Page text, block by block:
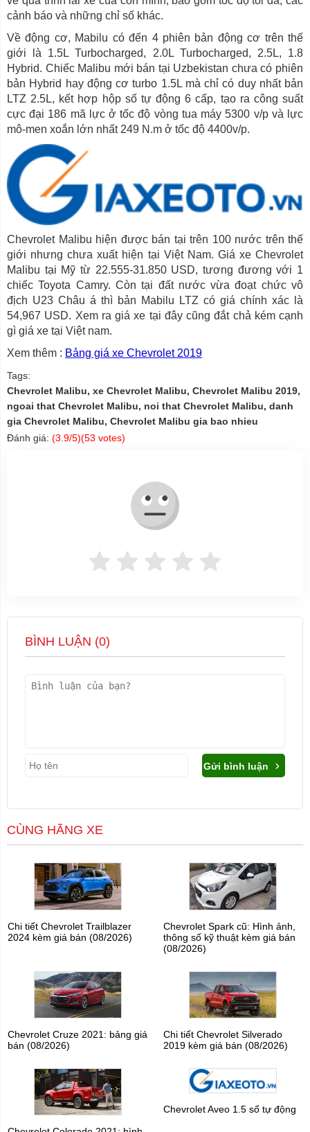
cảnh báo và những chỉ số khác.
Về động cơ, Mabilu có đến 4 phiên bản động cơ trên thế
giới là 1.5L Turbocharged, 2.0L Turbocharged, 2.5L, 1.8
Hybrid. Chiếc Malibu mới bán tại Uzbekistan chưa có phiên
bản Hybrid hay động cơ turbo 1.5L mà chỉ có duy nhất bản
LTZ 2.5L, kết hợp hộp số tự động 6 cấp, tạo ra công suất
cực đại 186 mã lực ở tốc độ vòng tua máy 5300 v/p và lực
mô-men xoắn lớn nhất 249 N.m ở tốc độ 4400v/p.
Chevrolet Malibu hiện được bán tại trên 100 nước trên thế
giới nhưng chưa xuất hiện tại Việt Nam. Giá xe Chevrolet
Malibu tại Mỹ từ 22.555-31.850 USD, tương đương với 1
chiếc Toyota Camry. Còn tại đất nước vừa đoạt chức vô
địch U23 Châu á thì bản Mabilu LTZ có giá chính xác là
54,967 USD. Xem ra giá xe tại đây cũng đắt chả kém cạnh
gì giá xe tại Việt nam.
Xem thêm : Bảng giá xe Chevrolet 2019
Tags:
Chevrolet Malibu, xe Chevrolet Malibu, Chevrolet Malibu 2019,
ngoai that Chevrolet Malibu, noi that Chevrolet Malibu, danh
gia Chevrolet Malibu, Chevrolet Malibu gia bao nhieu
Đánh giá: (3.9/5)(53 votes)
BÌNH LUẬN (0)
Gửi bình luận
CÙNG HÃNG XE
Chi tiết Chevrolet Trailblazer
2024 kèm giá bán (08/2026)
Chevrolet Spark cũ: Hình ảnh,
thông số kỹ thuật kèm giá bán
(08/2026)
Chevrolet Cruze 2021: bảng giá
bán (08/2026)
Chi tiết Chevrolet Silverado
2019 kèm giá bán (08/2026)
Chevrolet Aveo 1.5 số tự động